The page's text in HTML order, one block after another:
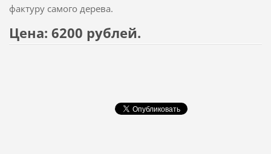
фактуру самого дерева.
Цена: 6200 рублей.